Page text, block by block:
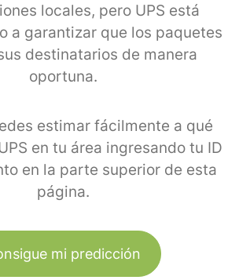
locales, pero UPS está
a garantizar que los paquetes
destinatarios de manera
oportuna.
estimar fácilmente a qué
en tu área ingresando tu ID
en la parte superior de esta
página.
mi predicción